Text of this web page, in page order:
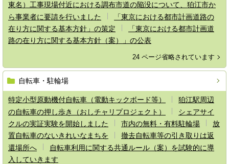
東名）工事現場付近における調布市道の陥没について、狛江市か
ら事業者に要請を行いました
「東京における都市計画道路の
在り方に関する基本方針」の策定
「東京における都市計画道
路の在り方に関する基本方針（案）」の公表
24 ページ省略されています
自転車・駐輪場
特定小型原動機付自転車（電動キックボード等）
狛江駅周辺
の自転車の押し歩き（おしチャリプロジェクト）
シェアサイ
クルの実証実験を開始しました
市内の無料・有料駐輪場
放
置自転車のないきれいなまちを
撤去自転車等の引き取りは返
還場所へ
自転車利用に関する共通ルール（案）を試験的に導
入していきます